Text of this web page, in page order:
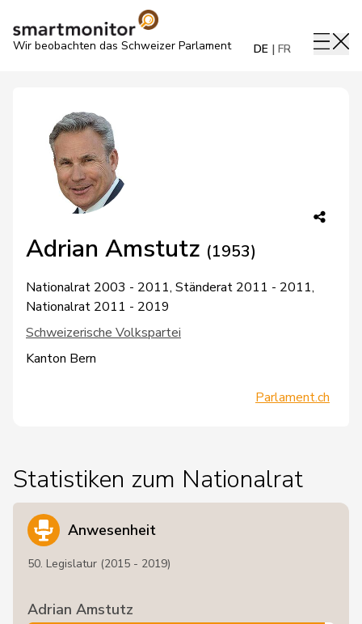
Wir beobachten das Schweizer Parlament DE FR
Adrian Amstutz (1953)
Nationalrat 2003 - 2011, Ständerat 2011 - 2011,
Nationalrat 2011 - 2019
Schweizerische Volkspartei
Kanton Bern
Parlament.ch
Statistiken zum Nationalrat
Anwesenheit
50. Legislatur (2015 - 2019)
Adrian Amstutz